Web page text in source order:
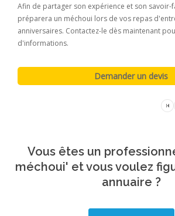
Afin de partager son expérience et son savoir-
préparera un méchoui lors de vos repas
anniversaires. Contactez-le dès maintenant
d'informations.
Vous êtes un
méchoui' et vous voulez
annuaire ?